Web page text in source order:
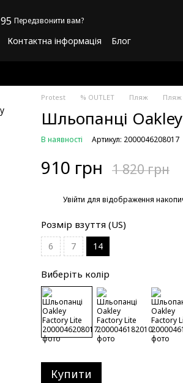
Передзвонити вам?
Контактна інформація
Блог
Protest % OUTLET Пляж Пляж
Шльопанці
В наявності Артикул: 2000046208017
910 грн 1 820 грн
Увійти для відображення
Розмір взуття (US)
6 7 14
Виберіть колір
Купити